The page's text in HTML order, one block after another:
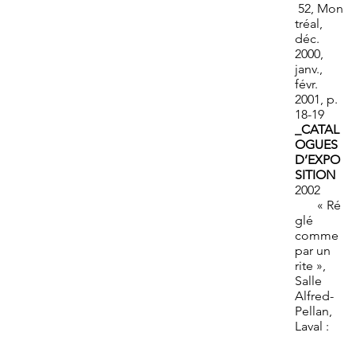
52, Mon
tréal,
déc.
2000,
janv.,
févr.
2001, p.
18-19
_CATAL
OGUES
D’EXPO
SITION
2002
« Ré
glé
comme
par un
rite »,
Salle
Alfred-
Pellan,
Laval :